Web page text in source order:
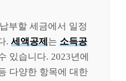
부할 세금에서 일정
. 세액공제 는 소득공
있습니다. 2023년에
다양한 항목에 대한